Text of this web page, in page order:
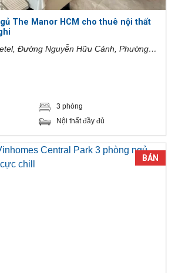
The Manor HCM cho thuê nội thất
Đường Nguyễn Hữu Cảnh, Phường
3 phòng
Nội thất đầy đủ
BÁN